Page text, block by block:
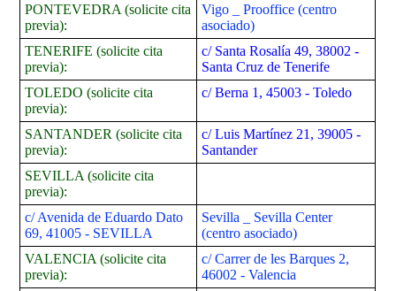
PONTEVEDRA (solicite cita
previa):
Vigo _ Prooffice (centro
asociado)
TENERIFE (solicite cita
previa):
c/ Santa Rosalía 49, 38002 -
Santa Cruz de Tenerife
TOLEDO (solicite cita
previa):
c/ Berna 1, 45003 - Toledo
SANTANDER (solicite cita
previa):
c/ Luis Martínez 21, 39005 -
Santander
SEVILLA (solicite cita
previa):
c/ Avenida de Eduardo Dato
69, 41005 - SEVILLA
Sevilla _ Sevilla Center
(centro asociado)
VALENCIA (solicite cita
previa):
c/Carrer de les Barques 2,
46002 - Valencia